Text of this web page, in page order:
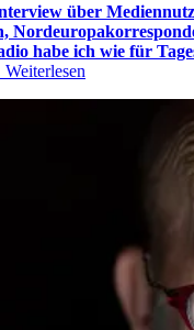
über
habe ich wie für
Weiterlesen